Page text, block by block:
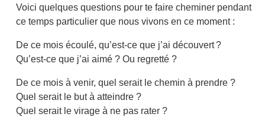
Voici quelques questions pour te faire cheminer pendant
ce temps particulier que nous vivons en ce moment :
De ce mois écoulé, qu’est-ce que j’ai découvert ?
Qu’est-ce que j’ai aimé ? Ou regretté ?
De ce mois à venir, quel serait le chemin à prendre ?
Quel serait le but à atteindre ?
Quel serait le virage à ne pas rater ?